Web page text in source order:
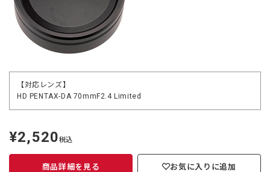
【対応レンズ】
HD PENTAX-DA 70mmF2.4 Limited
定
価
¥2,520税込
商品詳細を見る お気に入りに追加